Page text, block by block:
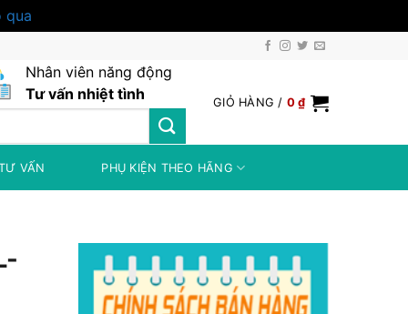
qua
Nhân viên năng động
Tư vấn nhiệt tình
GIỎ HÀNG / 0₫
VẤN PHỤ KIỆN THEO HÃNG